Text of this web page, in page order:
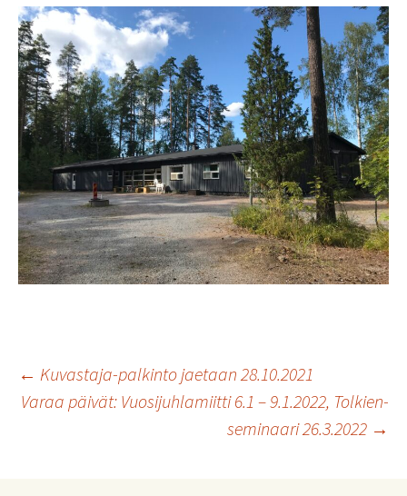
Artikkelien
← Kuvastaja-palkinto jaetaan 28.10.2021
Varaa päivät: Vuosijuhlamiitti 6.1 – 9.1.2022, Tolkien-
seminaari 26.3.2022 →